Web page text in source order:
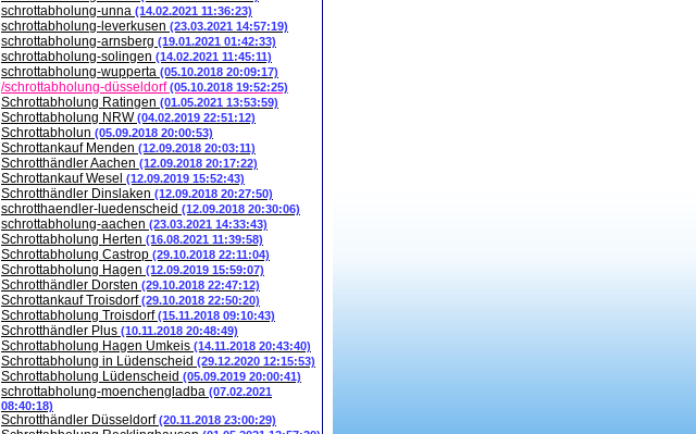
schrottabholung-unna (14.02.2021 11:36:23)
schrottabholung-leverkusen (23.03.2021 14:57:19)
schrottabholung-arnsberg (19.01.2021 01:42:33)
schrottabholung-solingen (14.02.2021 11:45:11)
schrottabholung-wupperta (05.10.2018 20:09:17)
/schrottabholung-düsseldorf(05.10.2018 19:52:25)
Schrottabholung Ratingen (01.05.2021 13:53:59)
Schrottabholung NRW(04.02.2019 22:51:12)
Schrottabholun (05.09.2018 20:00:53)
Schrottankauf Menden (12.09.2018 20:03:11)
Schrotthändler Aachen (12.09.2018 20:17:22)
Schrottankauf Wesel (12.09.2019 15:52:43)
Schrotthändler Dinslaken (12.09.2018 20:27:50)
schrotthaendler-luedenscheid (12.09.2018 20:30:06)
schrottabholung-aachen (23.03.2021 14:33:43)
Schrottabholung Herten (16.08.2021 11:39:58)
Schrottabholung Castrop (29.10.2018 22:11:04)
Schrottabholung Hagen (12.09.2019 15:59:07)
Schrotthändler Dorsten (29.10.2018 22:47:12)
Schrottankauf Troisdorf(29.10.2018 22:50:20)
Schrottabholung Troisdorf(15.11.2018 09:10:43)
Schrotthändler Plus (10.11.2018 20:48:49)
Schrottabholung Hagen Umkeis (14.11.2018 20:43:40)
Schrottabholung in Lüdenscheid (29.12.2020 12:15:53)
Schrottabholung Lüdenscheid (05.09.2019 20:00:41)
schrottabholung-moenchengladba (07.02.2021
08:40:18)
Schrotthändler Düsseldorf(20.11.2018 23:00:29)